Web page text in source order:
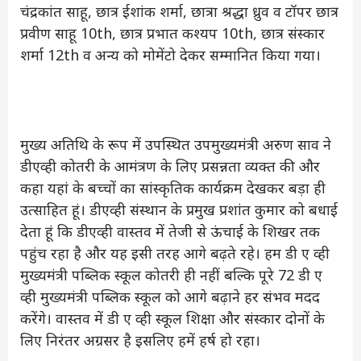
चंद्रकांत साहू, छात्र ईशांक शर्मा, छात्रा श्रद्धा ध्रुव व टॉपर छात्र
प्रवीण साहू 10th, छात्र प्रभात कश्यप 10th, छात्र संस्कार
शर्मा 12th व अन्य को मोमेंटो देकर सम्मानित किया गया।
मुख्य अतिथि के रूप में उपस्थित उपमुख्यमंत्री अरुण साव ने
डीएव्ही कोतरी के आमंत्रण के लिए प्रसन्नता व्यक्त की और
कहा यहां के बच्चों का सांस्कृतिक कार्यक्रम देखकर बड़ा ही
उत्साहित हूं। डीएव्ही संस्थान के प्रमुख प्रशांत कुमार को बधाई
देता हूं कि डीएव्ही वास्तव में तेजी से ऊंचाई के शिखर तक
पहुंच रहा है और यह इसी तरह आगे बढ़ते रहे। हम डी ए व्ही
मुख्यमंत्री पब्लिक स्कूल कोतरी ही नहीं बल्कि पूरे 72 डी ए
व्ही मुख्यमंत्री पब्लिक स्कूल को आगे बढ़ाने हर संभव मदद
करेंगे। वास्तव में डी ए व्ही स्कूल शिक्षा और संस्कार दोनों के
लिए निरंतर अग्रसर है इसलिए हमें हर्ष हो रहा।